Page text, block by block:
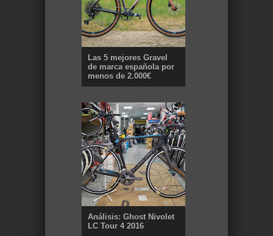
Las 5 mejores Gravel
de marca española por
menos de 2.000€
Análisis: Ghost Nivolet
LC Tour 4 2016